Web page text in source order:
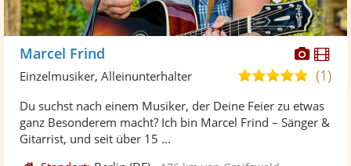
Fotos
Marcel Frind
5,0
5
(1)
Einzelmusiker, Alleinunterhalter
Du suchst nach einem Musiker, der Deine Feier zu etwas
ganz Besonderem macht? Ich bin Marcel Frind – Sänger &
Gitarrist, und seit über 15 ...